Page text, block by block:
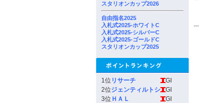
スタリオンカップ2026
自由指名2025
入札式2025-ホワイトC
入札式2025-シルバーC
入札式2025-ゴールドC
スタリオンカップ2025
1位 リサーチ
GI
2位ジェンティルトシ
GI
3位 ＨＡＬ
GI